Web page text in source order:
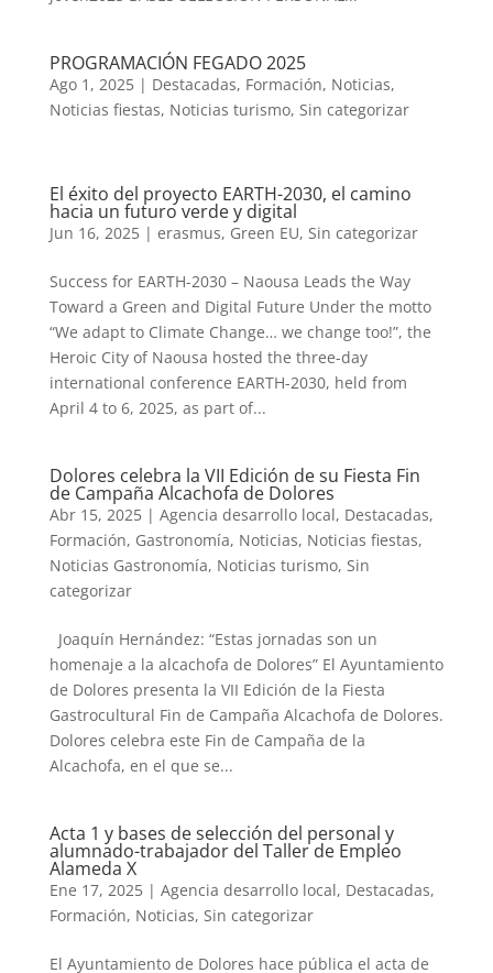
PROGRAMACIÓN FEGADO 2025
Ago 1, 2025| Destacadas, Formación, Noticias,
Noticias fiestas, Noticias turismo, Sin categorizar
El éxito del proyecto EARTH-2030, el camino
hacia un futuro verde y digital
Jun 16, 2025| erasmus, Green EU, Sin categorizar
Success for EARTH-2030 – Naousa Leads the Way
Toward a Green and Digital Future Under the motto
“We adapt to Climate Change… we change too!”, the
Heroic City of Naousa hosted the three-day
international conference EARTH-2030, held from
April 4 to 6, 2025, as part of...
Dolores celebra la VII Edición de su Fiesta Fin
de Campaña Alcachofa de Dolores
Abr 15, 2025| Agencia desarrollo local, Destacadas,
Formación, Gastronomía, Noticias, Noticias fiestas,
Noticias Gastronomía, Noticias turismo, Sin
categorizar
Joaquín Hernández: “Estas jornadas son un
homenaje a la alcachofa de Dolores” El Ayuntamiento
de Dolores presenta la VII Edición de la Fiesta
Gastrocultural Fin de Campaña Alcachofa de Dolores.
Dolores celebra este Fin de Campaña de la
Alcachofa, en el que se...
Acta 1 y bases de selección del personal y
alumnado-trabajador del Taller de Empleo
Alameda X
Ene 17, 2025| Agencia desarrollo local, Destacadas,
Formación, Noticias, Sin categorizar
El Ayuntamiento de Dolores hace pública el acta de